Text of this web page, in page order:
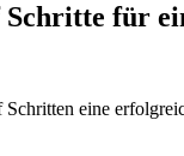
für
eine